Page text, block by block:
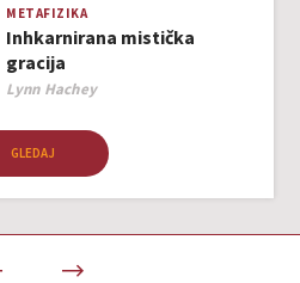
METAFIZIKA
Inhkarnirana mistička
gracija
Author
Lynn Hachey
GLEDAJ